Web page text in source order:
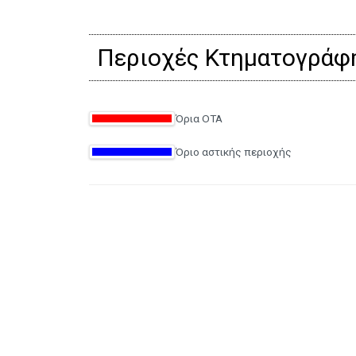
Περιοχές
Όρια ΟΤΑ
Όριο αστικής περιοχής